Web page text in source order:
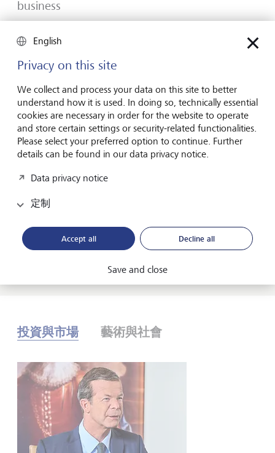
business
that one brilliant idea. But successful businesses rarely start
feel for the market, curiosity and the courage to take the
2026年7月16日
發現更多
Global Investment Outlook 2026
2026 年中期：在事件視界中
全球經濟正在重新校準。這對投資者意味著什麼？請在
我們的《2026 年全球投資展望》中瞭解詳情。
瞭解更多
投資與市場 藝術與社會
English
Privacy on this site
We collect and process your data on this site to better
understand how it is used. In doing so, technically essential
cookies are necessary in order for the website to operate
and store certain settings or security-related functionalities.
Please select your preferred option to continue. Further
details can be found in our data privacy notice.
Data privacy notice
定制
Accept all Decline all
Save and close